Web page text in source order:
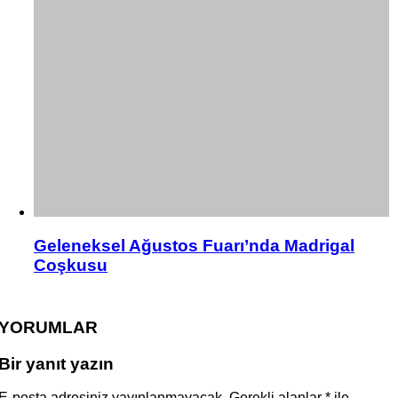
Geleneksel Ağustos Fuarı’nda Madrigal
Coşkusu
yanıt yazın